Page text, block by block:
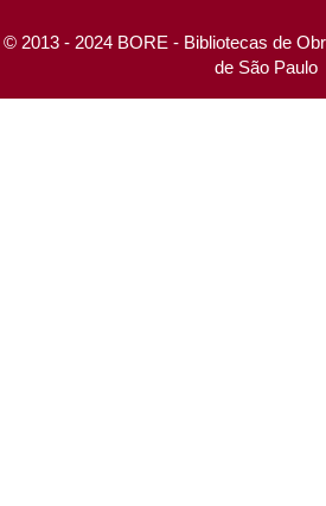
© 2013 - 2024 BORE - Bibliotecas de
de São Paulo